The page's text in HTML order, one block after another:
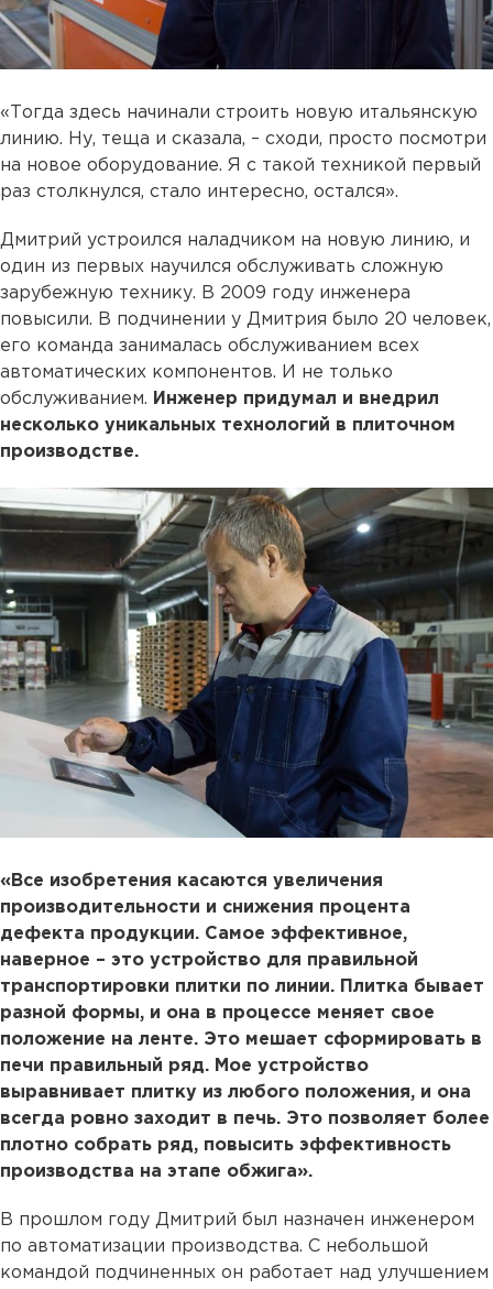
«Тогда здесь начинали строить новую итальянскую
линию. Ну, теща и сказала, – сходи, просто посмотри
на новое оборудование. Я с такой техникой первый
раз столкнулся, стало интересно, остался».
Дмитрий устроился наладчиком на новую линию, и
один из первых научился обслуживать сложную
зарубежную технику. В 2009 году инженера
повысили. В подчинении у Дмитрия было 20 человек,
его команда занималась обслуживанием всех
автоматических компонентов. И не только
обслуживанием. Инженер придумал и внедрил
несколько уникальных технологий в плиточном
производстве.
«Все изобретения касаются увеличения
производительности и снижения процента
дефекта продукции. Самое эффективное,
наверное – это устройство для правильной
транспортировки плитки по линии. Плитка бывает
разной формы, и она в процессе меняет свое
положение на ленте. Это мешает сформировать в
печи правильный ряд. Мое устройство
выравнивает плитку из любого положения, и она
всегда ровно заходит в печь. Это позволяет более
плотно собрать ряд, повысить эффективность
производства на этапе обжига».
В прошлом году Дмитрий был назначен инженером
по автоматизации производства. С небольшой
командой подчиненных он работает над улучшением